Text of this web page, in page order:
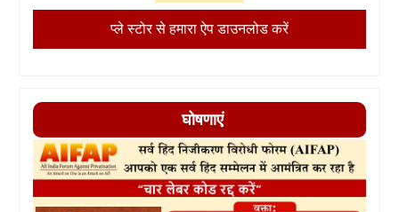
प्ले स्टोर से हमारा ऐप डाउनलोड करें
घोषणाएं